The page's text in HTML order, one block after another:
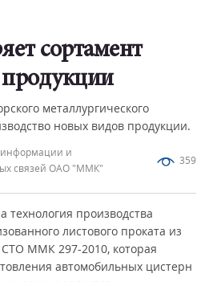
и
связей ОАО "ММК"
359
сортамент
металлургического
новых видов продукции.
технология производства
листового проката из
СТО ММК 297-2010, которая
автомобильных цистерн